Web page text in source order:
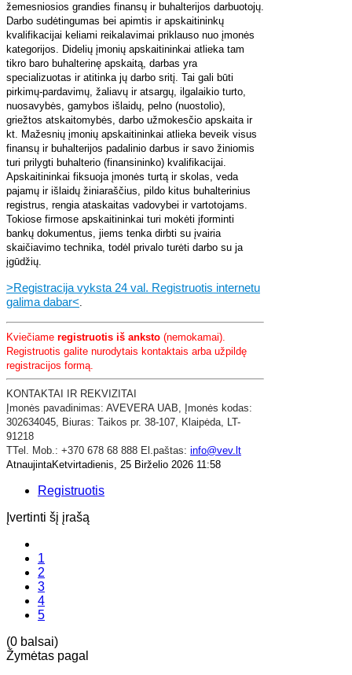
žemesniosios grandies finansų ir buhalterijos darbuotojų.
Darbo sudėtingumas bei apimtis ir apskaitininkų
kvalifikacijai keliami reikalavimai priklauso nuo įmonės
kategorijos. Didelių įmonių apskaitininkai atlieka tam
tikro baro buhalterinę apskaitą, darbas yra
specializuotas ir atitinka jų darbo sritį. Tai gali būti
pirkimų-pardavimų, žaliavų ir atsargų, ilgalaikio turto,
nuosavybės, gamybos išlaidų, pelno (nuostolio),
griežtos atskaitomybės, darbo užmokesčio apskaita ir
kt. Mažesnių įmonių apskaitininkai atlieka beveik visus
finansų ir buhalterijos padalinio darbus ir savo žiniomis
turi prilygti buhalterio (finansininko) kvalifikacijai.
Apskaitininkai fiksuoja įmonės turtą ir skolas, veda
pajamų ir išlaidų žiniaraščius, pildo kitus buhalterinius
registrus, rengia ataskaitas vadovybei ir vartotojams.
Tokiose firmose apskaitininkai turi mokėti įforminti
bankų dokumentus, jiems tenka dirbti su įvairia
skaičiavimo technika, todėl privalo turėti darbo su ja
įgūdžių.
>Registracija vyksta 24 val. Registruotis internetu
galima dabar<.
Kviečiame registruotis iš anksto (nemokamai).
Registruotis galite nurodytais kontaktais arba užpildę
registracijos formą.
KONTAKTAI IR REKVIZITAI
​Įmonės pavadinimas: AVEVERA UAB, Įmonės kodas:
302634045, Biuras: Taikos pr. 38-107, Klaipėda, LT-
91218
TTel. Mob.: +370 678 68 888 El.paštas: info@vev.lt
AtnaujintaKetvirtadienis, 25 Birželio 2026 11:58
Registruotis
Įvertinti šį įrašą
1
2
3
4
5
(0 balsai)
Žymėtas pagal